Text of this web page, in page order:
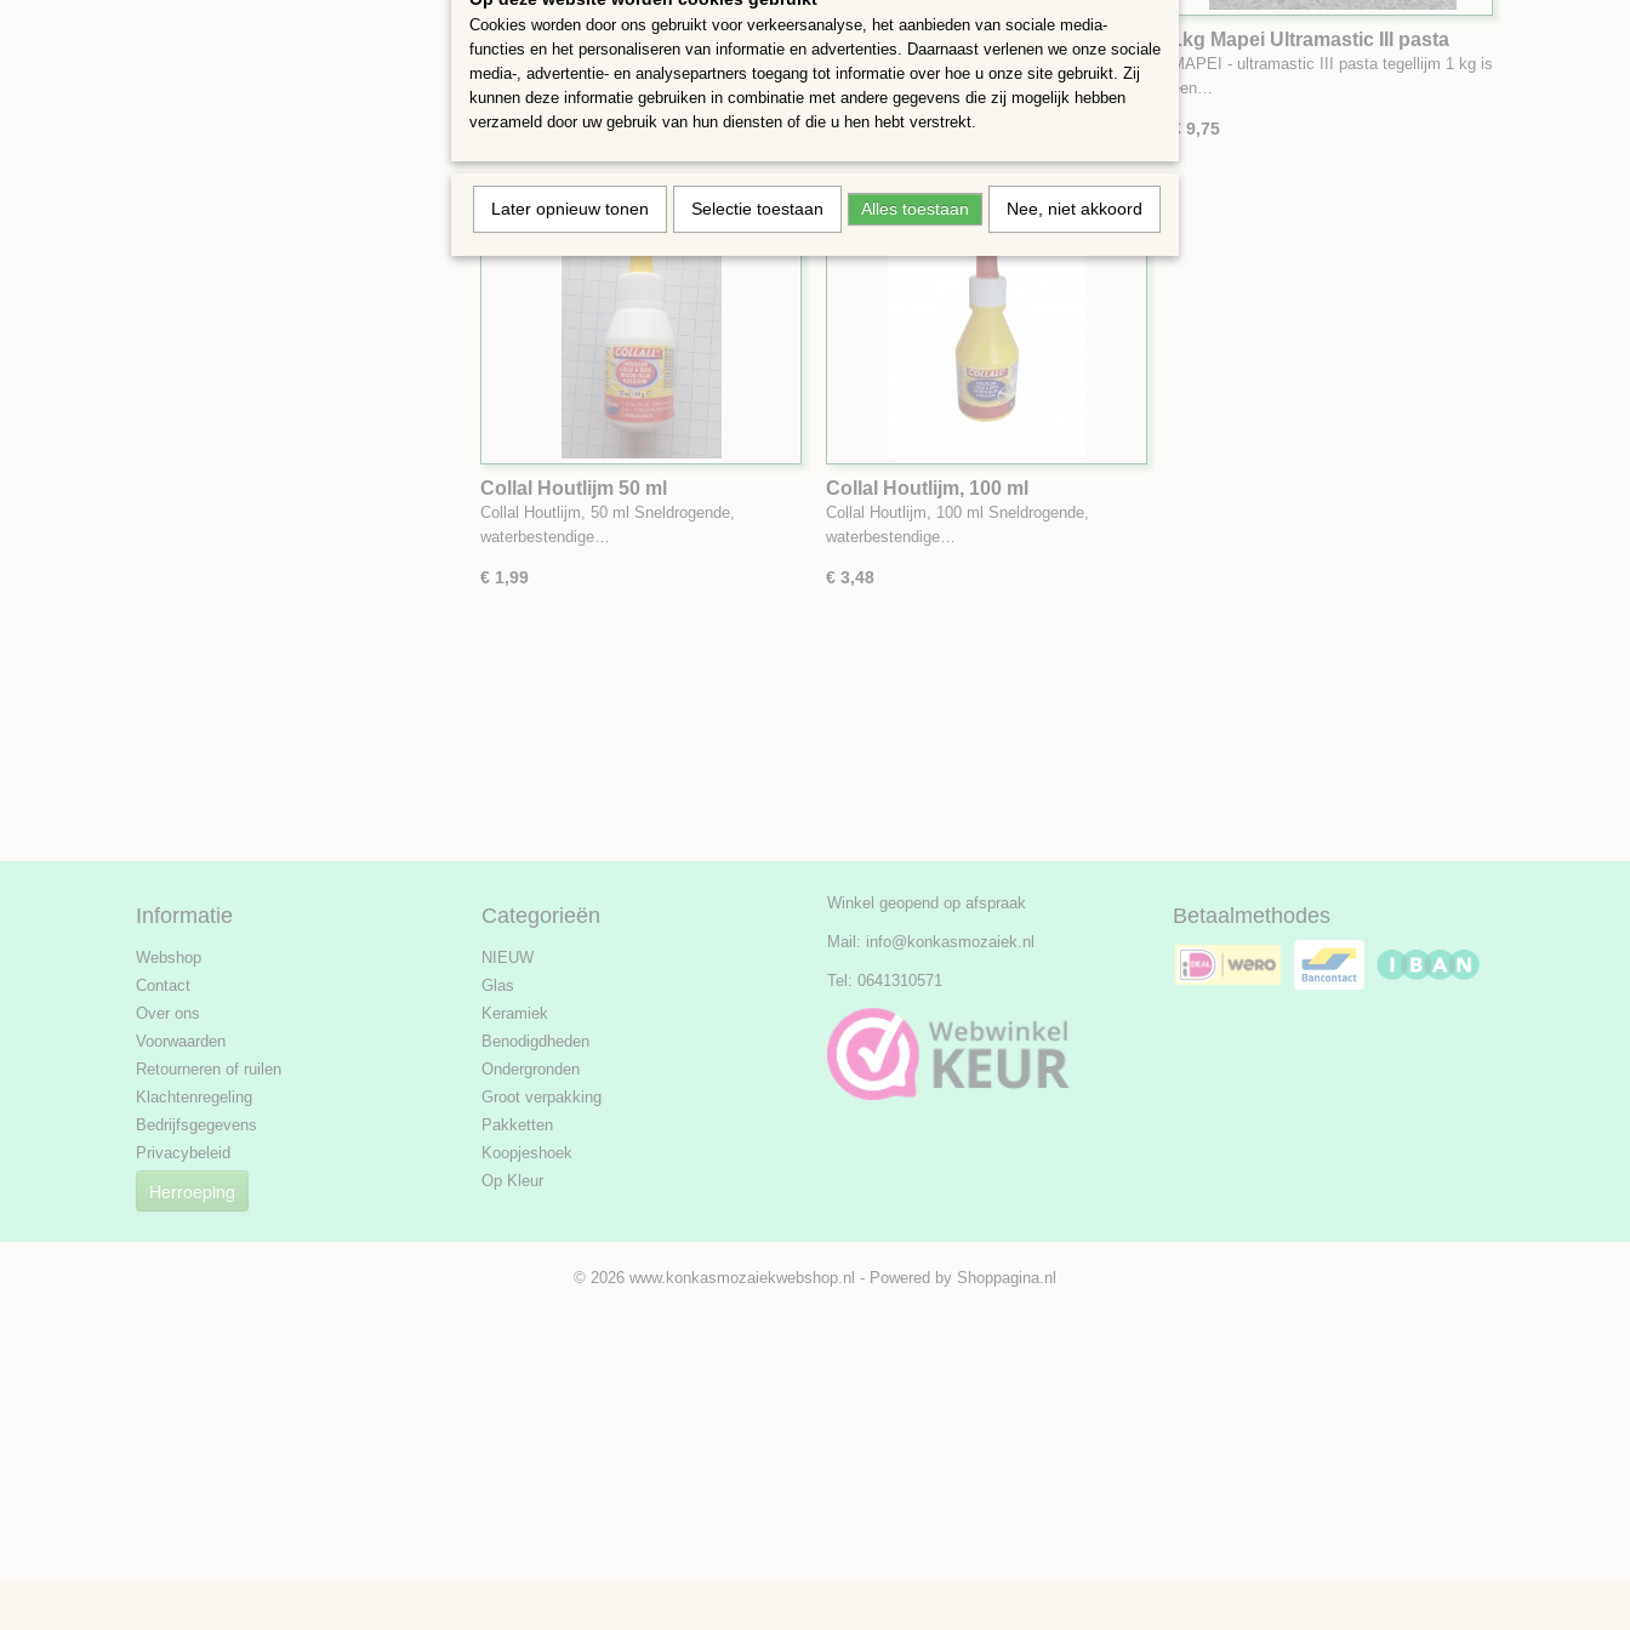
Lijm 50 ml
Tube lijm 50 ml Collal
€ 1,95
Lijm Collal 250 ml
Fles lijm voor de groot gebruikers Collal 250
ml
€ 6,49
1kg Mapei Ultramastic III pasta
tegellijm
MAPEI - ultramastic III pasta tegellijm 1 kg is
een…
€ 9,75
Collal Houtlijm 50 ml
Collal Houtlijm, 50 ml Sneldrogende,
waterbestendige…
€ 1,99
Collal Houtlijm, 100 ml
Collal Houtlijm, 100 ml Sneldrogende,
waterbestendige…
€ 3,48
Informatie
Webshop
Contact
Over ons
Voorwaarden
Retourneren of ruilen
Klachtenregeling
Bedrijfsgegevens
Privacybeleid
Herroeping
Categorieën
NIEUW
Glas
Keramiek
Benodigdheden
Ondergronden
Groot verpakking
Pakketten
Koopjeshoek
Op Kleur
Winkel geopend op afspraak
Mail: info@konkasmozaiek.nl
Tel: 0641310571
Betaalmethodes
© 2026 www.konkasmozaiekwebshop.nl - Powered by Shoppagina.nl
Cookies worden door ons gebruikt voor verkeersanalyse, het aanbieden van sociale media-
functies en het personaliseren van informatie en advertenties. Daarnaast verlenen we onze sociale
media-, advertentie- en analysepartners toegang tot informatie over hoe u onze site gebruikt. Zij
kunnen deze informatie gebruiken in combinatie met andere gegevens die zij mogelijk hebben
verzameld door uw gebruik van hun diensten of die u hen hebt verstrekt.
Later opnieuw tonen Selectie toestaan Alles toestaan Nee, niet akkoord